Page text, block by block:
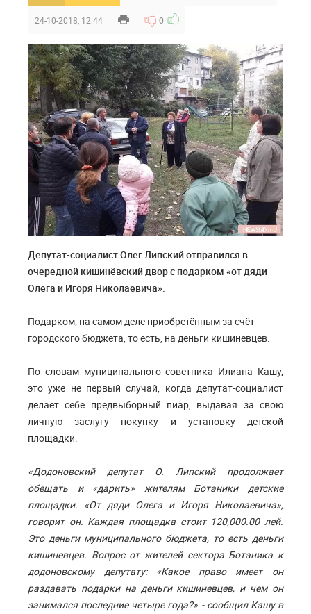
24-10-2018, 12:44 0
Депутат-социалист Олег Липский отправился в
очередной кишинёвский двор с подарком «от дяди
Олега и Игоря Николаевича».
Подарком, на самом деле приобретённым за счёт
городского бюджета, то есть, на деньги кишинёвцев.
По словам муниципального советника Илиана Кашу,
это уже не первый случай, когда депутат-социалист
делает себе предвыборный пиар, выдавая за свою
личную заслугу покупку и установку детской
площадки.
«Додоновский депутат О. Липский продолжает
обещать и «дарить» жителям Ботаники детские
площадки. «От дяди Олега и Игоря Николаевича»,
говорит он. Каждая площадка стоит 120,000.00 лей.
Это деньги муниципального бюджета, то есть деньги
кишиневцев. Вопрос от жителей сектора Ботаника к
додоновскому депутату: «Какое право имеет он
раздавать подарки на деньги кишиневцев, и чем он
занимался последние четыре года?» - сообщил Кашу в